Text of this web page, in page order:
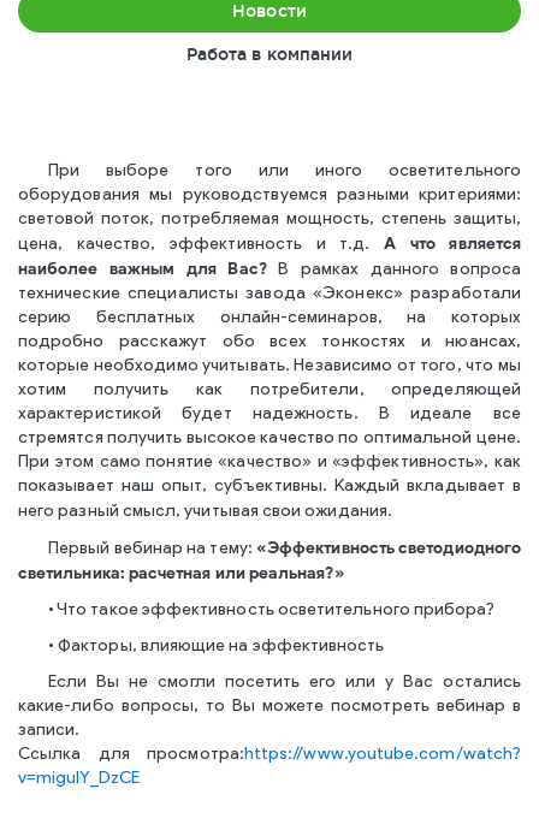
Новости
Работа в компании
При выборе того или иного осветительного
оборудования мы руководствуемся разными критериями:
световой поток, потребляемая мощность, степень защиты,
цена, качество, эффективность и т.д.А что является
наиболее важным для Вас?В рамках данного вопроса
технические специалисты завода «Эконекс» разработали
серию бесплатных онлайн-семинаров, на которых
подробно расскажут обо всех тонкостях и нюансах,
которые необходимо учитывать. Независимо от того, что мы
хотим получить как потребители, определяющей
характеристикой будет надежность. В идеале все
стремятся получить высокое качество по оптимальной цене.
При этом само понятие «качество» и «эффективность», как
показывает наш опыт, субъективны. Каждый вкладывает в
него разный смысл, учитывая свои ожидания.
Первый вебинар на тему: «Эффективность светодиодного
светильника: расчетная или реальная?»
• Что такое эффективность осветительного прибора?
• Факторы, влияющие на эффективность
Если Вы не смогли посетить его или у Вас остались
какие-либо вопросы, то Вы можете посмотреть вебинар в
записи.
Ссылка для просмотра:https://www.youtube.com/watch?
v=miguIY_DzCE